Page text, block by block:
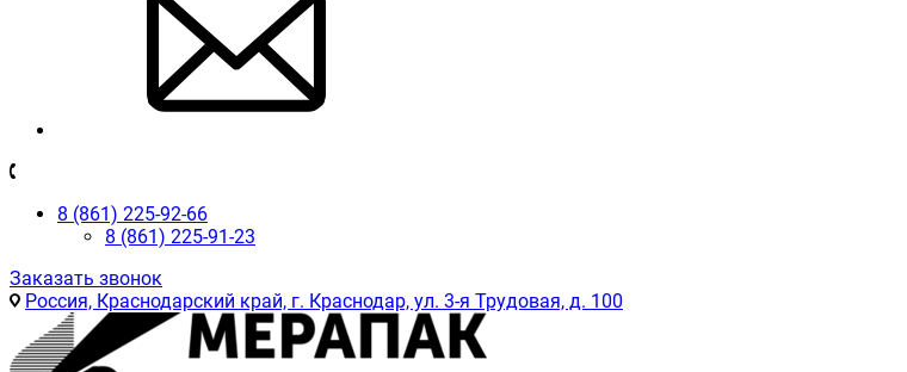
8 (861) 225-92-66
8 (861) 225-91-23
Заказать звонок
Россия, Краснодарский край, г. Краснодар, ул. 3-я Трудовая, д. 100